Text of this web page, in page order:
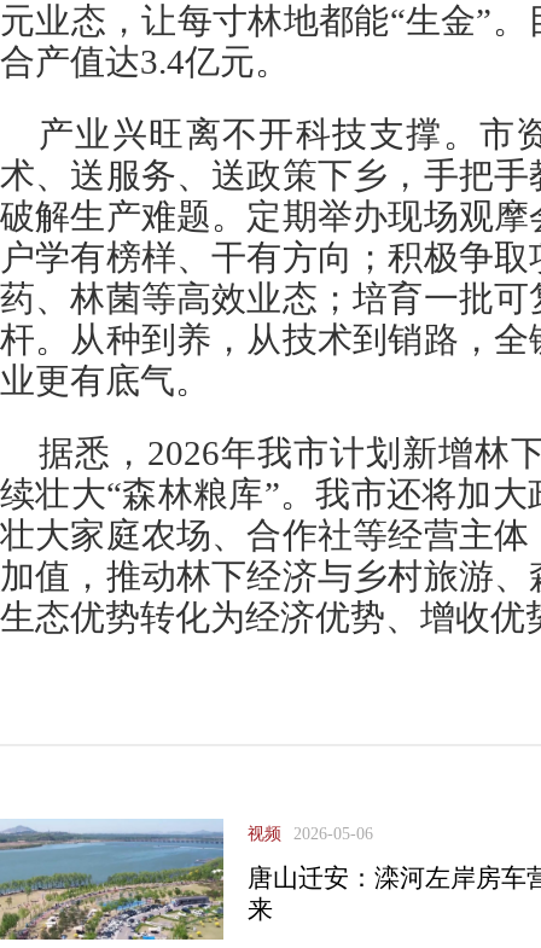
元业态，让每寸林地都能“生金”
合产值达3.4亿元。
产业兴旺离不开科技支撑。市
术、送服务、送政策下乡，手把
破解生产难题。定期举办现场观
户学有榜样、干有方向；积极争
药、林菌等高效业态；培育一批
杆。从种到养，从技术到销路，
业更有底气。
据悉，2026年我市计划新增林
续壮大“森林粮库”。我市还将加
壮大家庭农场、合作社等经营主
加值，推动林下经济与乡村旅游
生态优势转化为经济优势、增收优
视频 2026-05-06
唐山迁安：滦河左岸房车
来